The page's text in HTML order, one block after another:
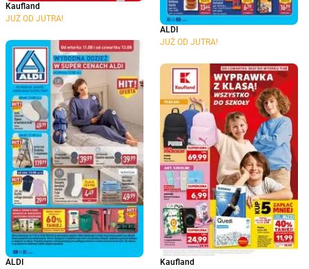
Kaufland
JUŻ OD JUTRA!
ALDI
ALDI
JUŻ OD JUTRA!
Kaufland